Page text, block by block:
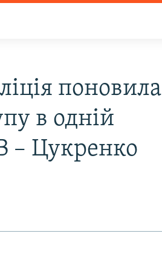
поновила
в одній
– Цукренко